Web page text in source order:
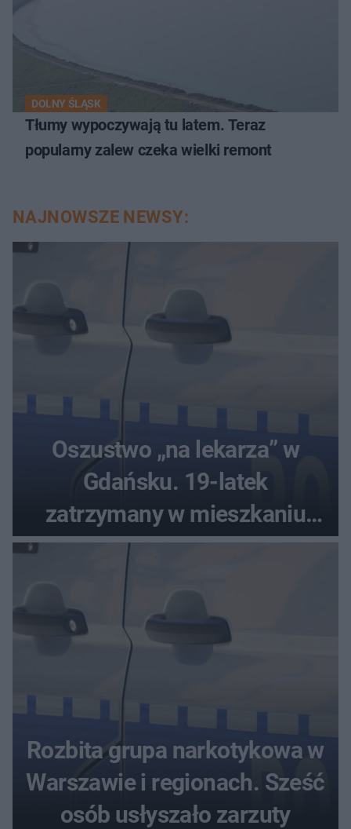
DOLNY ŚLĄSK
Tłumy wypoczywają tu latem. Teraz
popularny zalew czeka wielki remont
NAJNOWSZE NEWSY:
Oszustwo „na lekarza” w
Gdańsku. 19-latek
zatrzymany w mieszkaniu
seniora
Rozbita grupa narkotykowa w
Warszawie i regionach. Sześć
osób usłyszało zarzuty